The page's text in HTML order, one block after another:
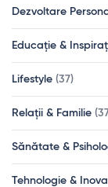
Dezvoltare
Educație &
Lifestyle (37)
Relații & Familie
Sănătate &
Tehnologie &